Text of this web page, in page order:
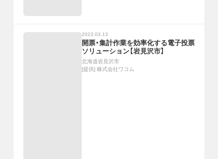
2023.03.13
開票・集計作業を効率化する電子投票
ソリューション【岩見沢市】
北海道岩見沢市
[提供] 株式会社ワコム